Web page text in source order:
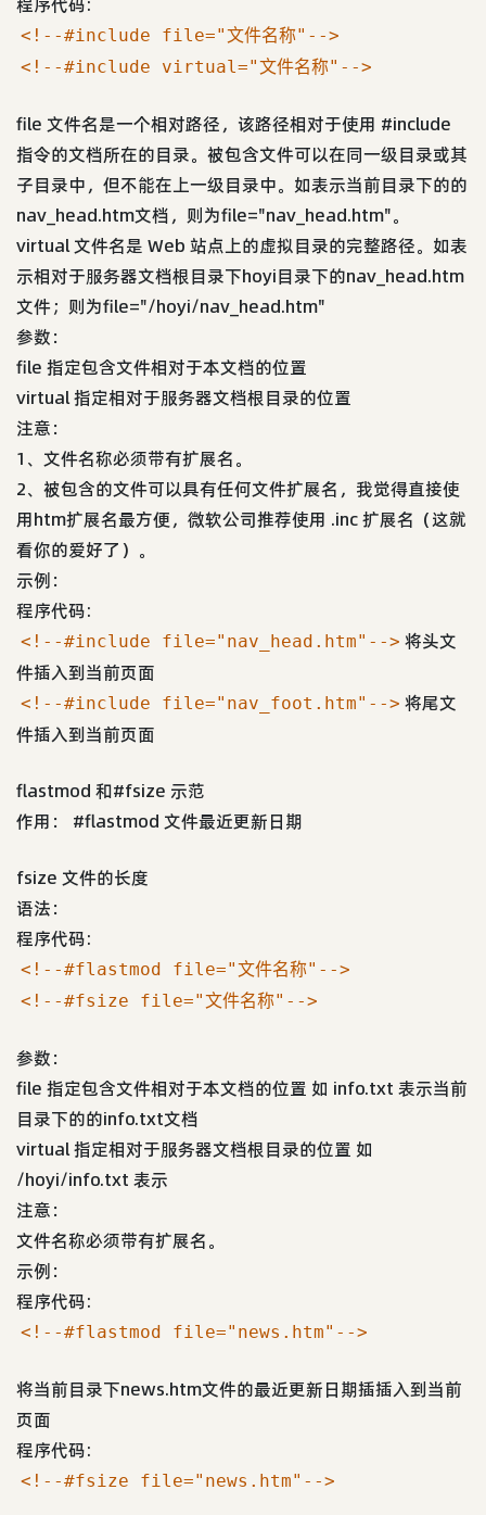
<!--#include file="文件名称"-->
<!--#include virtual="文件名称"-->
file 文件名是一个相对路径，该路径相对于使用 #include
指令的文档所在的目录。被包含文件可以在同一级目录或其
子目录中，但不能在上一级目录中。如表示当前目录下的的
nav_head.htm文档，则为file="nav_head.htm"。
virtual 文件名是 Web 站点上的虚拟目录的完整路径。如表
示相对于服务器文档根目录下hoyi目录下的nav_head.htm
文件；则为file="/hoyi/nav_head.htm"
参数：
file 指定包含文件相对于本文档的位置
virtual 指定相对于服务器文档根目录的位置
注意：
1、文件名称必须带有扩展名。
2、被包含的文件可以具有任何文件扩展名，我觉得直接使
用htm扩展名最方便，微软公司推荐使用 .inc 扩展名（这就
看你的爱好了）。
示例：
程序代码:
<!--#include file="nav_head.htm"--> 将头文
件插入到当前页面
<!--#include file="nav_foot.htm"--> 将尾文
件插入到当前页面
flastmod 和#fsize 示范
作用： #flastmod 文件最近更新日期
fsize 文件的长度
语法：
程序代码:
<!--#flastmod file="文件名称"-->
<!--#fsize file="文件名称"-->
参数：
file 指定包含文件相对于本文档的位置 如 info.txt 表示当前
目录下的的info.txt文档
virtual 指定相对于服务器文档根目录的位置 如
/hoyi/info.txt 表示
注意：
文件名称必须带有扩展名。
示例：
程序代码:
<!--#flastmod file="news.htm"-->
将当前目录下news.htm文件的最近更新日期插插入到当前
页面
程序代码:
<!--#fsize file="news.htm"-->